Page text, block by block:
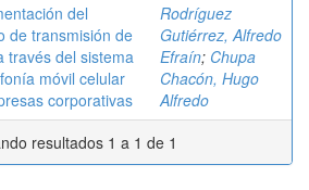
del
de transmisión de
través del sistema
móvil celular
corporativas
Rodríguez
Gutiérrez, Alfredo
Efraín; Chupa
Chacón, Hugo
Alfredo
resultados 1 a 1 de 1